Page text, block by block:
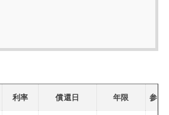
利率 償還日 年限 参考